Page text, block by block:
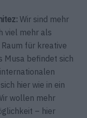
Wir sind mehr
viel mehr als
für kreative
Musa befindet sich
hier wie in ein
wollen mehr
– hier